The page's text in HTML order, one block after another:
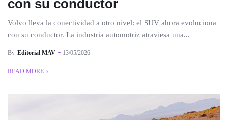
con su conductor
Volvo lleva la conectividad a otro nivel: el SUV ahora evoluciona
con su conductor. La industria automotriz atraviesa una...
By Editorial MAV 13/05/2026
READ MORE